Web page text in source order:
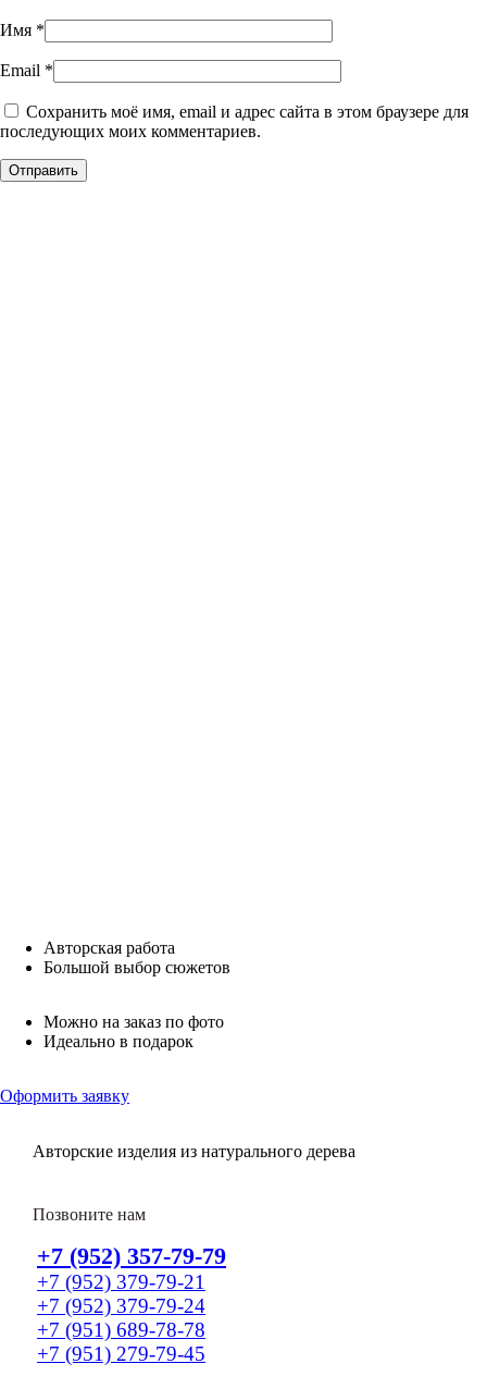
Имя *
Email *
Сохранить моё имя, email и адрес сайта в этом браузере для
последующих моих комментариев.
Авторская работа
Большой выбор сюжетов
Можно на заказ по фото
Идеально в подарок
Оформить заявку
Авторские изделия из натурального дерева
Позвоните нам
+7 (952) 357-79-79
+7 (952) 379-79-21
+7 (952) 379-79-24
+7 (951) 689-78-78
+7 (951) 279-79-45